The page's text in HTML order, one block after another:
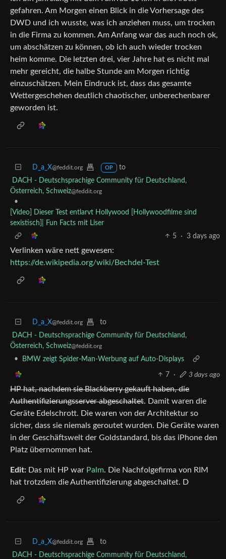
gefahren. Am Morgen einen Blick in die Vorhersage des
DWD und ich wusste, was ich anziehen muss, um trocken
in die Firma zu kommen. Am Anfang war das auch noch ok,
um abschätzen zu können, ob ich auch wieder trocken
heim komme. Die letzten drei, vier Jahre hat es nicht mal
mehr gereicht, die halbe Stunde am Morgen richtig
einzuschätzen. Mein Eindruck ist, dass das gesamte
Wettergeschehen deutlich chaotischer, unberechenbarer
geworden ist.
D_a_X@feddit.org OP
to
DACH - Deutschsprachige Community für Deutschland,
Österreich, Schweiz@feddit.org
•
[Video] Dieser Test entlarvt Hollywood [Hollywoodfilme sind
sexistisch]| Fun Facts mit Liser
5
· 3 days ago
Verlinken wäre nett gewesen:
https://de.wikipedia.org/wiki/Bechdel-Test
D_a_X@feddit.org
to
DACH - Deutschsprachige Community für Deutschland,
Österreich, Schweiz@feddit.org
• BMW zeigt Spider-Man-Werbung auf Auto-Displays
7 · 3 days ago
HP hat, nachdem sie Blackberry gekauft haben, die
Authentifizierungsserver abgeschaltet. Damit waren die
Geräte Edelschrott. Die waren von der Architektur so
sicher, dass sie niemals geroutet wurden. Die Geräte waren
in der Geschäftswelt der Goldstandard, bis das iPhone den
Platz übernommen hat.
Edit: Das mit HP war Palm. Die Nachfolgefirma von RIM
hat trotzdem die Authentifizierung abgeschaltet. D
D_a_X@feddit.org
to
DACH - Deutschsprachige Community für Deutschland,